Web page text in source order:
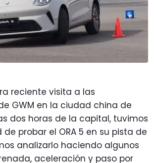
reciente visita a las
GWM en la ciudad china de
dos horas de la capital, tuvimos
probar el ORA 5 en su pista de
analizarlo haciendo algunos
aceleración y paso por